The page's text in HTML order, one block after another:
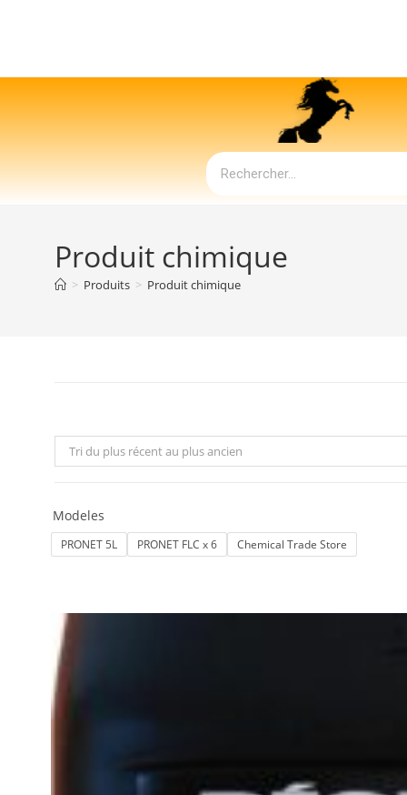
Produit chimique
> Produits > Produit chimique
Tri du plus récent au plus ancien
Modeles
PRONET 5L PRONET FLC x 6 Chemical Trade Store